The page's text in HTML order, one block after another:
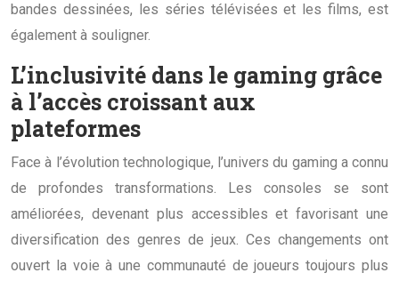
bandes dessinées, les séries télévisées et les films, est
également à souligner.
L’inclusivité dans le gaming grâce
à l’accès croissant aux
plateformes
Face à l’évolution technologique, l’univers du gaming a connu
de profondes transformations. Les consoles se sont
améliorées, devenant plus accessibles et favorisant une
diversification des genres de jeux. Ces changements ont
ouvert la voie à une communauté de joueurs toujours plus